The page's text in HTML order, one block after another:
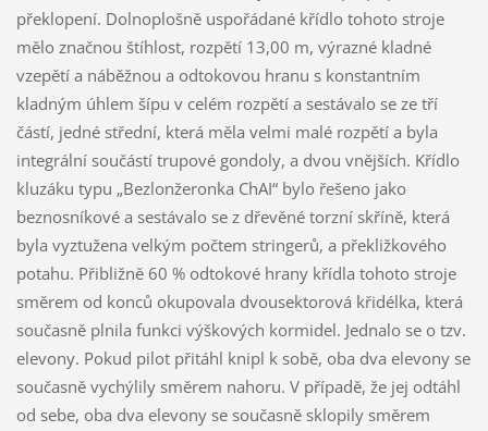
překlopení. Dolnoplošně uspořádané křídlo tohoto stroje
mělo značnou štíhlost, rozpětí 13,00 m, výrazné kladné
vzepětí a náběžnou a odtokovou hranu s konstantním
kladným úhlem šípu v celém rozpětí a sestávalo se ze tří
částí, jedné střední, která měla velmi malé rozpětí a byla
integrální součástí trupové gondoly, a dvou vnějších. Křídlo
kluzáku typu „Bezlonžeronka ChAI“ bylo řešeno jako
beznosníkové a sestávalo se z dřevěné torzní skříně, která
byla vyztužena velkým počtem stringerů, a překližkového
potahu. Přibližně 60 % odtokové hrany křídla tohoto stroje
směrem od konců okupovala dvousektorová křidélka, která
současně plnila funkci výškových kormidel. Jednalo se o tzv.
elevony. Pokud pilot přitáhl knipl k sobě, oba dva elevony se
současně vychýlily směrem nahoru. V případě, že jej odtáhl
od sebe, oba dva elevony se současně sklopily směrem